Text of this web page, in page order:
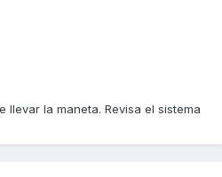
llevar la maneta. Revisa el sistema